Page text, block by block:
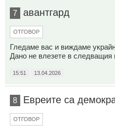
7 авантгард
ОТГОВОР
Гледаме вас и виждаме
Дано не влезете в следващия
15:51 13.04.2026
8 Евреите са
ОТГОВОР